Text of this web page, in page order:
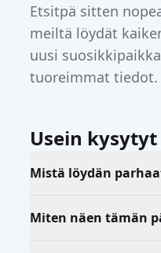
Etsitpä sitten
meiltä löydät
uusi
tuoreimmat tiedot.
Usein
Mistä löydän
Miten näen tämän